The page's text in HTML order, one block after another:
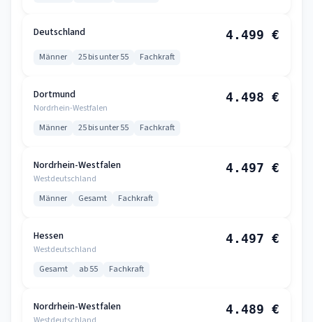
Deutschland 4.499 €
Männer 25 bis unter 55 Fachkraft
Dortmund
Nordrhein-Westfalen
4.498 €
Männer 25 bis unter 55 Fachkraft
Nordrhein-Westfalen
Westdeutschland
4.497 €
Männer Gesamt Fachkraft
Hessen
Westdeutschland
4.497 €
Gesamt ab 55 Fachkraft
Nordrhein-Westfalen 4.489 €